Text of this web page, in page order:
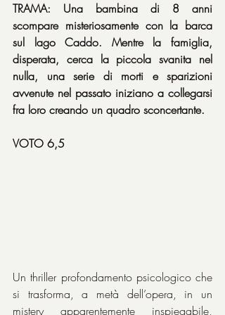
TRAMA: Una bambina di 8 anni
scompare misteriosamente con la barca
sul lago Caddo. Mentre la famiglia,
disperata, cerca la piccola svanita nel
nulla, una serie di morti e sparizioni
avvenute nel passato iniziano a collegarsi
fra loro creando un quadro sconcertante.
VOTO 6,5
Un thriller profondamento psicologico che
si trasforma, a metà dell’opera, in un
mistery apparentemente inspiegabile,